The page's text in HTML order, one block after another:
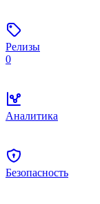
Релизы
0
Аналитика
Безопасность